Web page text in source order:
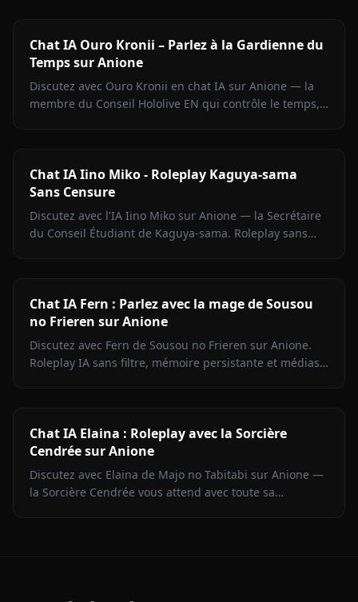
Chat IA Ouro Kronii – Parlez à la Gardienne du
Temps sur Anione
Discutez avec Ouro Kronii en chat IA sur Anione — la
membre du Conseil Hololive EN qui contrôle le temps,
Chat IA Iino Miko - Roleplay Kaguya-sama
Sans Censure
Discutez avec l'IA Iino Miko sur Anione — la Secrétaire
du Conseil Étudiant de Kaguya-sama. Roleplay sans
Chat IA Fern : Parlez avec la mage de Sousou
no Frieren sur Anione
Discutez avec Fern de Sousou no Frieren sur Anione.
Roleplay IA sans filtre, mémoire persistante et médias
Chat IA Elaina : Roleplay avec la Sorcière
Cendrée sur Anione
Discutez avec Elaina de Majo no Tabitabi sur Anione —
la Sorcière Cendrée vous attend avec toute sa